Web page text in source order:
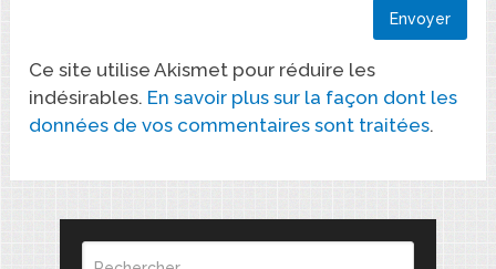
Ce site utilise Akismet pour réduire les
indésirables. En savoir plus sur la façon dont les
données de vos commentaires sont traitées.